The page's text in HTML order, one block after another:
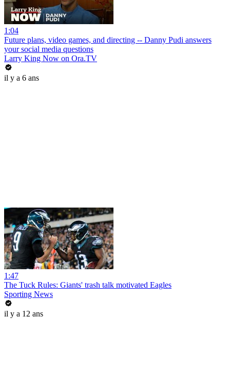
1:04
Future plans, video games, and directing -- Danny Pudi answers
your social media questions
Larry King Now on Ora.TV
il y a 6 ans
1:47
The Tuck Rules: Giants' trash talk motivated Eagles
Sporting News
il y a 12 ans